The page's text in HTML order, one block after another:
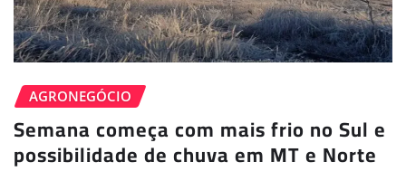
AGRONEGÓCIO
Semana começa com mais frio no Sul e
possibilidade de chuva em MT e Norte